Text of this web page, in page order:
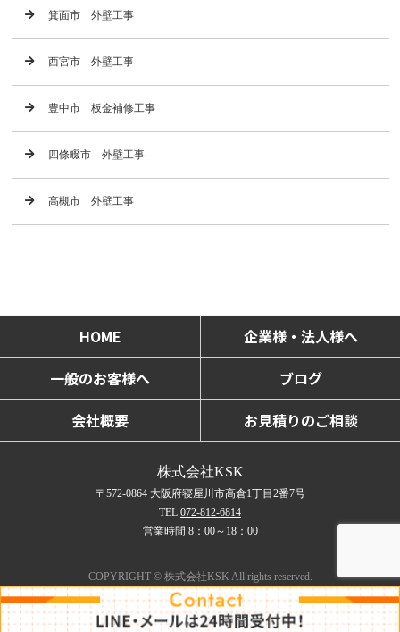
箕面市 外壁工事
西宮市 外壁工事
豊中市 板金補修工事
四條畷市 外壁工事
高槻市 外壁工事
HOME
企業様・法人様へ
一般のお客様へ
ブログ
会社概要
お見積りのご相談
株式会社KSK
〒572-0864 大阪府寝屋川市高倉1丁目2番7号
TEL 072-812-6814
営業時間 8：00～18：00
COPYRIGHT © 株式会社KSK All rights reserved.